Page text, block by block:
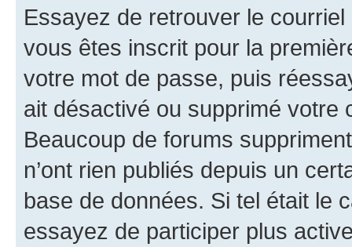
Essayez de retrouver le
vous êtes inscrit pour la
votre mot de passe, puis
ait désactivé ou supprimé votre
Beaucoup de forums
n’ont rien publiés depuis un
base de données. Si tel était le
essayez de participer plus